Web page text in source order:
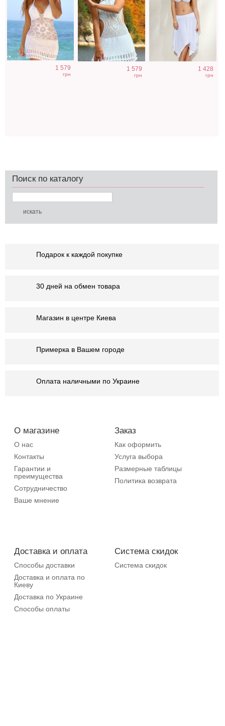
1 579
грн
1 579
грн
1 428
грн
Поиск по каталогу
Подарок к каждой покупке
30 дней на обмен товара
Магазин в центре Киева
Примерка в Вашем городе
Оплата наличными по Украине
О магазине
О нас
Контакты
Гарантии и
преимущества
Сотрудничество
Ваше мнение
Заказ
Как оформить
Услуга выбора
Размерные таблицы
Политика возврата
Доставка и оплата
Способы доставки
Доставка и оплата по
Киеву
Доставка по Украине
Способы оплаты
Система скидок
Система скидок